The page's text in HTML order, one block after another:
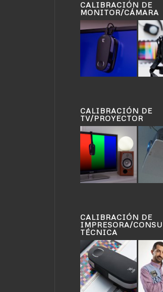
CALIBRACIÓN DE
MONITOR/CÁMARA
CALIBRACIÓN DE
TV/PROYECTOR
CALIBRACIÓN DE
IMPRESORA/
TÉCNICA